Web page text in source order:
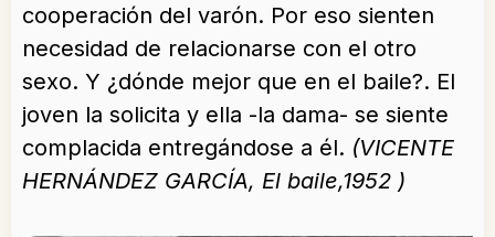
cooperación del varón. Por eso sienten
necesidad de relacionarse con el otro
sexo. Y ¿dónde mejor que en el baile?. El
joven la solicita y ella -la dama- se siente
complacida entregándose a él. (VICENTE
HERNÁNDEZ GARCÍA, El baile,1952 )